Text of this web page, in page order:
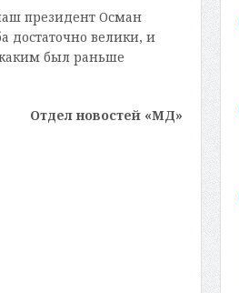
президент Осман
достаточно велики, и
был раньше
Отдел новостей «МД»